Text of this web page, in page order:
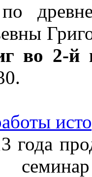
по
во 2-
года